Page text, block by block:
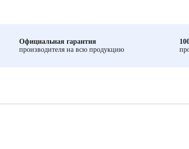
Официальная гарантия
производителя на всю продукцию